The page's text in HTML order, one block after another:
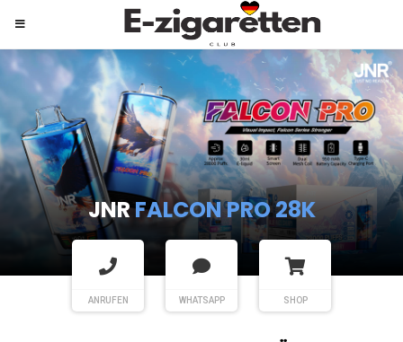
JNRSHISHA HOOKAH MAX
ANRUFEN WHATSAPP SHOP